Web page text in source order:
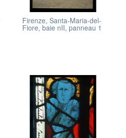
Firenze, Santa-Maria-del-
Fiore, baie nII, panneau 1